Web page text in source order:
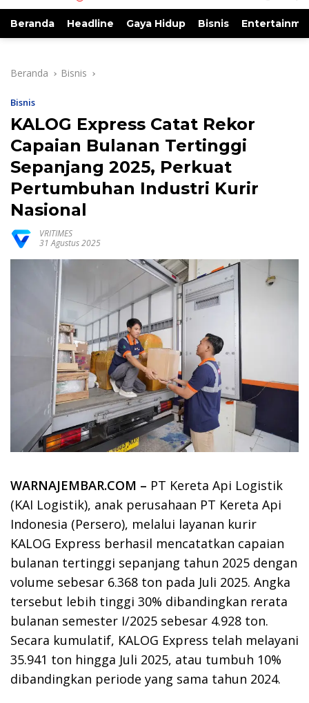
Beranda Headline Gaya Hidup Bisnis
Beranda Bisnis
Bisnis
KALOG Express Catat Rekor
Capaian Bulanan Tertinggi
Sepanjang 2025, Perkuat
Pertumbuhan Industri Kurir
Nasional
VRITIMES
31 Agustus 2025
WARNAJEMBAR.COM – PT Kereta Api Logistik
(KAI Logistik), anak perusahaan PT Kereta Api
Indonesia (Persero), melalui layanan kurir
KALOG Express berhasil mencatatkan capaian
bulanan tertinggi sepanjang tahun 2025 dengan
volume sebesar 6.368 ton pada Juli 2025. Angka
tersebut lebih tinggi 30% dibandingkan rerata
bulanan semester I/2025 sebesar 4.928 ton.
Secara kumulatif, KALOG Express telah melayani
35.941 ton hingga Juli 2025, atau tumbuh 10%
dibandingkan periode yang sama tahun 2024.